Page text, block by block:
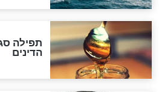
"מודה לקב"ה